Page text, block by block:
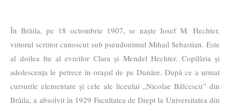
În Brăila, pe 18 octombrie 1907, se naște Iosef M. Hechter,
viitorul scriitor cunoscut sub pseudonimul Mihail Sebastian. Este
al doilea fiu al evreilor Clara și Mendel Hechter. Copilăria și
adolescența le petrece în orașul de pe Dunăre. După ce a urmat
cursurile elementare și cele ale liceului „Nicolae Bălcescu” din
Brăila, a absolvit în 1929 Facultatea de Drept la Universitatea din